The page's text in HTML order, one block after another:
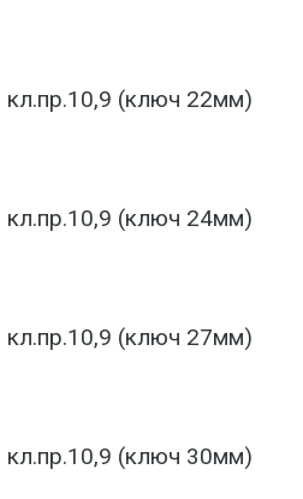
кл.пр.10,9 (ключ 22мм)
кл.пр.10,9 (ключ 24мм)
кл.пр.10,9 (ключ 27мм)
кл.пр.10,9 (ключ 30мм)